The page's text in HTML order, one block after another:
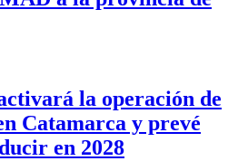
la operación de
Catamarca y prevé
en 2028